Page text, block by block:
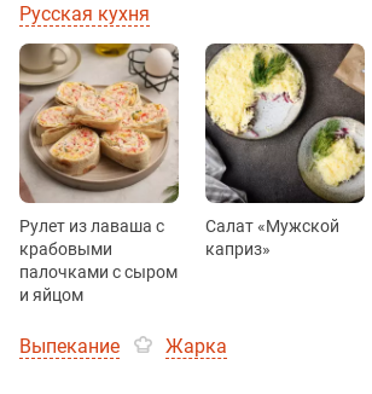
Русская кухня
Рулет из лаваша с
крабовыми
палочками с сыром
и яйцом
Салат «Мужской
каприз»
Выпекание Жарка